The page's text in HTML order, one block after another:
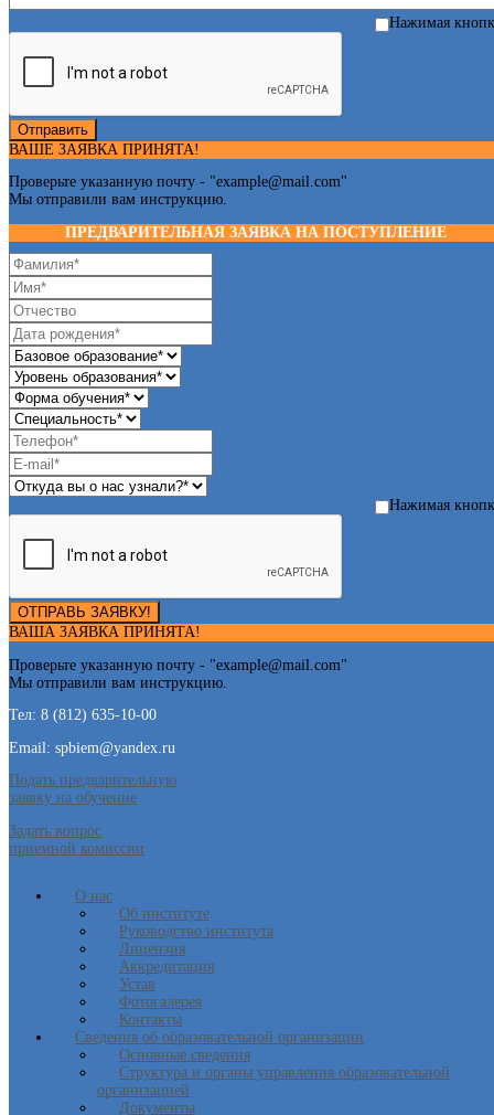
Нажимая
Отправить
ВАШЕ ЗАЯВКА ПРИНЯТА!
Проверьте указанную почту - "example@mail.com"
Мы отправили вам инструкцию.
ПРЕДВАРИТЕЛЬНАЯ ЗАЯВКА НА ПОСТУПЛЕНИЕ
Нажимая
ОТПРАВЬ ЗАЯВКУ!
ВАША ЗАЯВКА ПРИНЯТА!
Проверьте указанную почту - "example@mail.com"
Мы отправили вам инструкцию.
Тел: 8 (812) 635-10-00
Email: spbiem@yandex.ru
Подать предварительную
заявку на обучение
Задать вопрос
приемной комиссии
О нас
Об институте
Руководство института
Лицензия
Аккредитация
Устав
Фотогалерея
Контакты
Сведения об образовательной организации
Основные сведения
Структура и органы управления образовательной
организацией
Документы